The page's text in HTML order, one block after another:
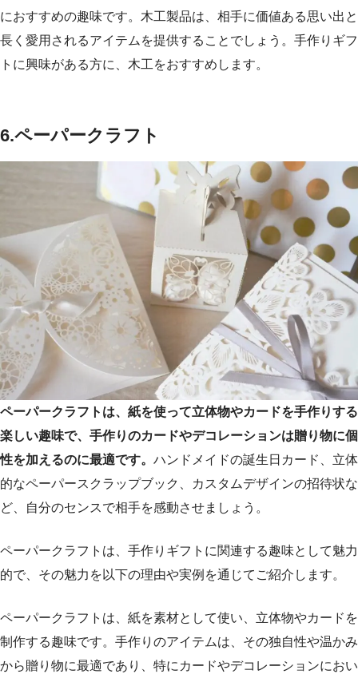
におすすめの趣味です。木工製品は、相手に価値ある思い出と
長く愛用されるアイテムを提供することでしょう。手作りギフ
トに興味がある方に、木工をおすすめします。
6.ペーパークラフト
ペーパークラフトは、紙を使って立体物やカードを手作りする
楽しい趣味で、手作りのカードやデコレーションは贈り物に個
性を加えるのに最適です。 ハンドメイドの誕生日カード、立体
的なペーパースクラップブック、カスタムデザインの招待状な
ど、自分のセンスで相手を感動させましょう。
ペーパークラフトは、手作りギフトに関連する趣味として魅力
的で、その魅力を以下の理由や実例を通じてご紹介します。
ペーパークラフトは、紙を素材として使い、立体物やカードを
制作する趣味です。手作りのアイテムは、その独自性や温かみ
から贈り物に最適であり、特にカードやデコレーションにおい